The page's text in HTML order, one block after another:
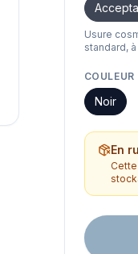
Usure
standard,
COULEUR
Noir
En